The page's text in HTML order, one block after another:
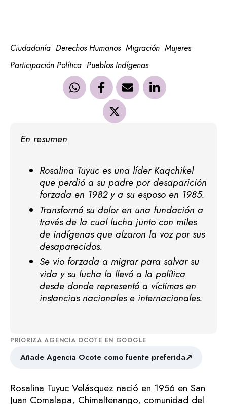
Ciudadanía Derechos Humanos Migración Mujeres
Participación Política Pueblos Indígenas
En resumen
Rosalina Tuyuc es una líder Kaqchikel
que perdió a su padre por desaparición
forzada en 1982 y a su esposo en 1985.
Transformó su dolor en una fundación a
través de la cual lucha junto con miles
de indígenas que alzaron la voz por sus
desaparecidos.
Se vio forzada a migrar para salvar su
vida y su lucha la llevó a la política
desde donde representó a víctimas en
instancias nacionales e internacionales.
PRIORIZA AGENCIA OCOTE EN GOOGLE
Añade Agencia Ocote como fuente preferida↗
Rosalina Tuyuc Velásquez nació en 1956 en San
Juan Comalapa, Chimaltenango, comunidad del